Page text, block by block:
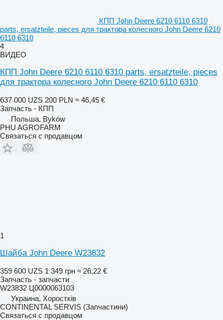
КПП John Deere 6210 6110 6310
parts, ersatzteile, pieces для трактора колесного John Deere 6210
6110 6310
4
ВИДЕО
КПП John Deere 6210 6110 6310 parts, ersatzteile, pieces
для трактора колесного John Deere 6210 6110 6310
637 000 UZS 200 PLN ≈ 46,45 €
Запчасть - КПП
Польша, Byków
PHU AGROFARM
Связаться с продавцом
1
Шайба John Deere W23832
359 600 UZS 1 349 грн ≈ 26,22 €
Запчасть - запчасти
W23832 Ц0000063103
Украина, Хоростків
CONTINENTAL SERVIS (Запчастини)
Связаться с продавцом